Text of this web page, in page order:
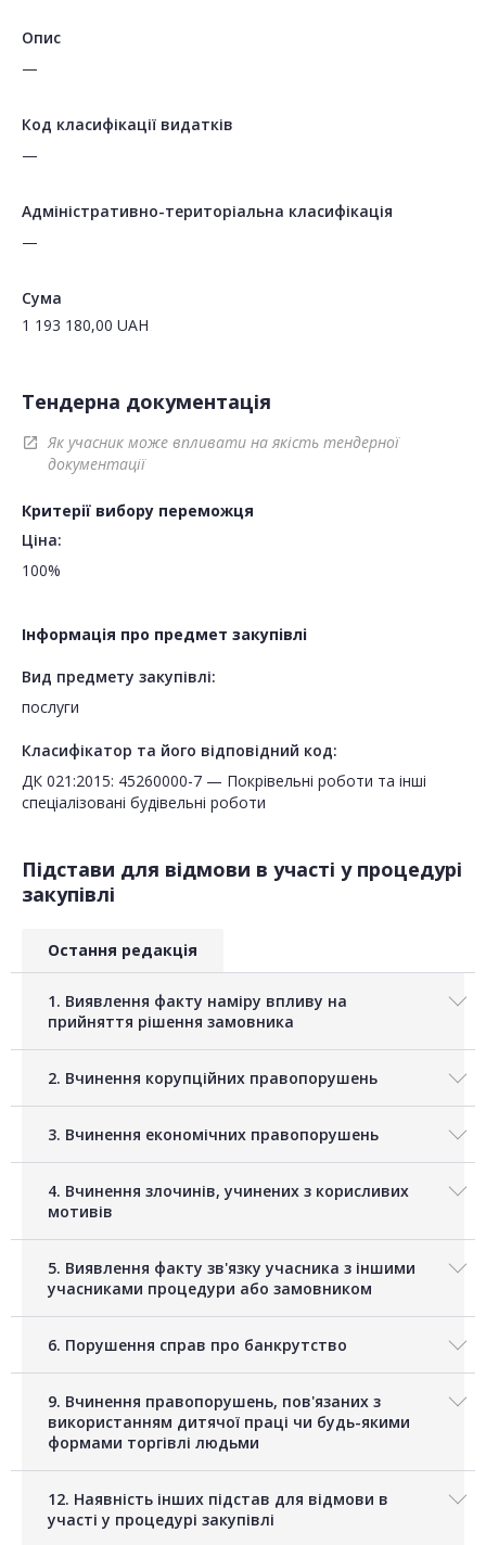
Опис
—
Код класифікації видатків
—
Адміністративно-територіальна класифікація
—
Сума
1 193 180,00 UAH
Тендерна документація
open_in_new
Як учасник може впливати на якість тендерної
документації
Критерії вибору переможця
Ціна:
100%
Інформація про предмет закупівлі
Вид предмету закупівлі:
послуги
Класифікатор та його відповідний код:
ДК 021:2015: 45260000-7 — Покрівельні роботи та інші
спеціалізовані будівельні роботи
Підстави для відмови в участі у процедурі
закупівлі
Остання редакція
1. Виявлення факту наміру впливу на
прийняття рішення замовника
2. Вчинення корупційних правопорушень
3. Вчинення економічних правопорушень
4. Вчинення злочинів, учинених з корисливих
мотивів
5. Виявлення факту зв'язку учасника з іншими
учасниками процедури або замовником
6. Порушення справ про банкрутство
9. Вчинення правопорушень, пов'язаних з
використанням дитячої праці чи будь-якими
формами торгівлі людьми
12. Наявність інших підстав для відмови в
участі у процедурі закупівлі